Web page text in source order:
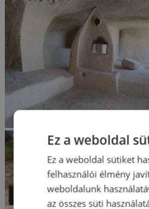
Ez a weboldal
Ez a weboldal sütiket
felhasználói élmény
weboldalunk
az összes süti